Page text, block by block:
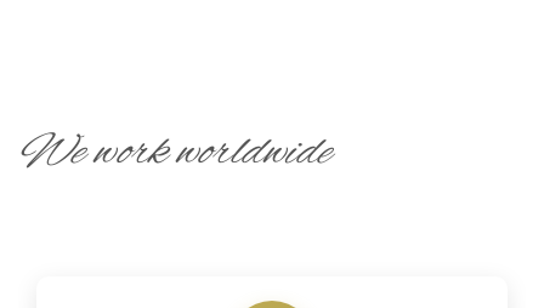
We work worldwide